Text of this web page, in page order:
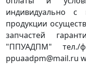
индивидуально с
продукции
запчастей
"ППУАДПМ" тел./
ppuaadpm@mail.ru